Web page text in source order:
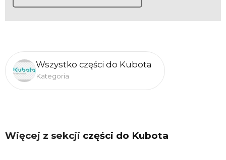
Wszystko części do Kubota
Kategoria
Więcej z sekcji części do Kubota